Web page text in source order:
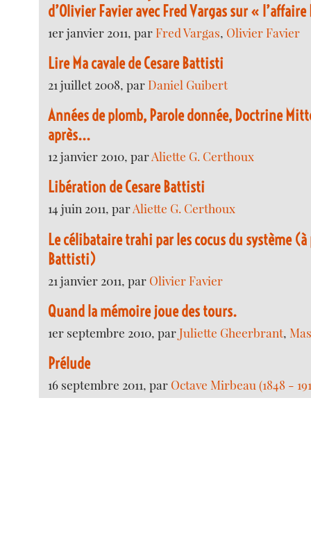
d’Olivier Favier avec Fred Vargas sur «
1er janvier 2011, parFred Vargas, Olivier Favier
Lire Ma cavale de Cesare Battisti
21 juillet 2008, parDaniel Guibert
Années de plomb, Parole donnée, Doctrine
après...
12 janvier 2010, parAliette G. Certhoux
Libération de Cesare Battisti
14 juin 2011, parAliette G. Certhoux
Le célibataire trahi par les cocus du système (à
Battisti)
21 janvier 2011, par Olivier Favier
Quand la mémoire joue des tours.
1er septembre 2010, parJuliette Gheerbrant,
Prélude
16 septembre 2011, par Octave Mirbeau (1848 -